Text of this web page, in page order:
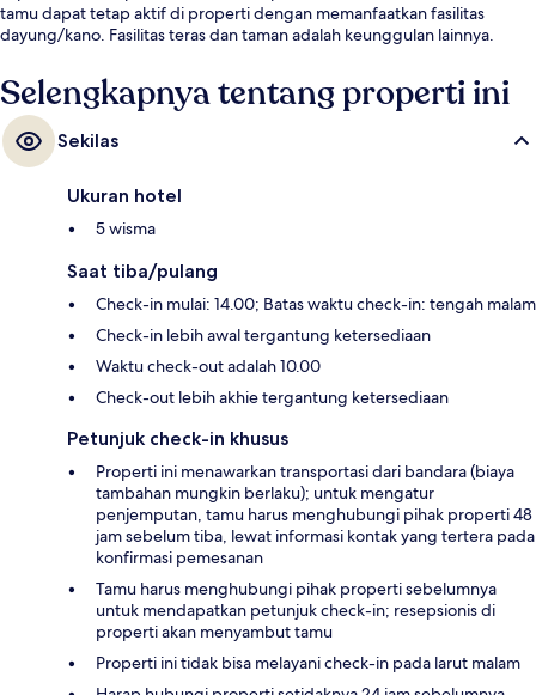
tamu dapat tetap aktif di properti dengan memanfaatkan fasilitas
dayung/kano. Fasilitas teras dan taman adalah keunggulan lainnya.
Selengkapnya tentang properti ini
Sekilas
Ukuran hotel
5 wisma
Saat tiba/pulang
Check-in mulai: 14.00; Batas waktu check-in: tengah malam
Check-in lebih awal tergantung ketersediaan
Waktu check-out adalah 10.00
Check-out lebih akhie tergantung ketersediaan
Petunjuk check-in khusus
Properti ini menawarkan transportasi dari bandara (biaya
tambahan mungkin berlaku); untuk mengatur
penjemputan, tamu harus menghubungi pihak properti 48
jam sebelum tiba, lewat informasi kontak yang tertera pada
konfirmasi pemesanan
Tamu harus menghubungi pihak properti sebelumnya
untuk mendapatkan petunjuk check-in; resepsionis di
properti akan menyambut tamu
Properti ini tidak bisa melayani check-in pada larut malam